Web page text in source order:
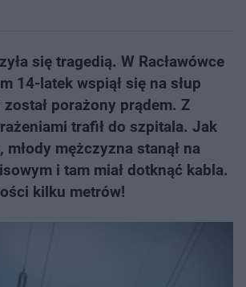
się tragedią. W Racławówce
14-latek wspiął się na słup
porażony prądem. Z
trafił do szpitala. Jak
młody mężczyzna stanął na
i tam miał dotknąć kabla.
kilku metrów!